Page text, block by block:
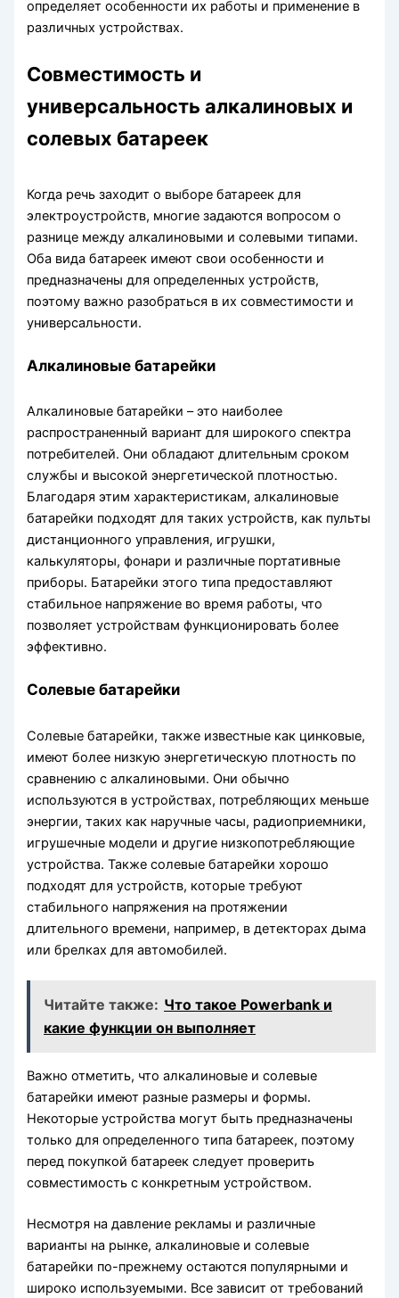
определяет особенности их работы и применение в
различных устройствах.
Совместимость и
универсальность алкалиновых и
солевых батареек
Когда речь заходит о выборе батареек для
электроустройств, многие задаются вопросом о
разнице между алкалиновыми и солевыми типами.
Оба вида батареек имеют свои особенности и
предназначены для определенных устройств,
поэтому важно разобраться в их совместимости и
универсальности.
Алкалиновые батарейки
Алкалиновые батарейки – это наиболее
распространенный вариант для широкого спектра
потребителей. Они обладают длительным сроком
службы и высокой энергетической плотностью.
Благодаря этим характеристикам, алкалиновые
батарейки подходят для таких устройств, как пульты
дистанционного управления, игрушки,
калькуляторы, фонари и различные портативные
приборы. Батарейки этого типа предоставляют
стабильное напряжение во время работы, что
позволяет устройствам функционировать более
эффективно.
Солевые батарейки
Солевые батарейки, также известные как цинковые,
имеют более низкую энергетическую плотность по
сравнению с алкалиновыми. Они обычно
используются в устройствах, потребляющих меньше
энергии, таких как наручные часы, радиоприемники,
игрушечные модели и другие низкопотребляющие
устройства. Также солевые батарейки хорошо
подходят для устройств, которые требуют
стабильного напряжения на протяжении
длительного времени, например, в детекторах дыма
или брелках для автомобилей.
Читайте также: Что такое Powerbank и
какие функции он выполняет
Важно отметить, что алкалиновые и солевые
батарейки имеют разные размеры и формы.
Некоторые устройства могут быть предназначены
только для определенного типа батареек, поэтому
перед покупкой батареек следует проверить
совместимость с конкретным устройством.
Несмотря на давление рекламы и различные
варианты на рынке, алкалиновые и солевые
батарейки по-прежнему остаются популярными и
широко используемыми. Все зависит от требований